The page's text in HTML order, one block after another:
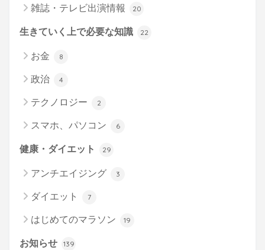
雑誌・テレビ出演情報 20
生きていく上で必要な知識 22
お金 8
政治 4
テクノロジー 2
スマホ、パソコン 6
健康・ダイエット 29
アンチエイジング 3
ダイエット 7
はじめてのマラソン 19
お知らせ 139